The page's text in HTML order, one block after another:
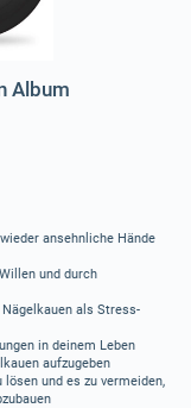
Album
ansehnliche Hände
und durch
als Stress-
in deinem Leben
aufzugeben
lösen und es zu vermeiden,